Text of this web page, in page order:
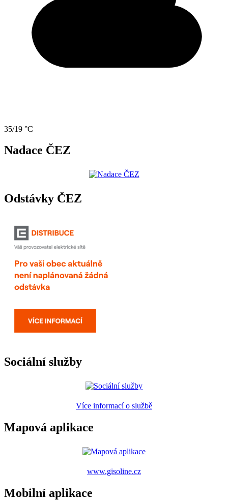
35/19 °C
Nadace ČEZ
Odstávky ČEZ
Sociální služby
Více informací o službě
Mapová aplikace
www.gisoline.cz
Mobilní aplikace